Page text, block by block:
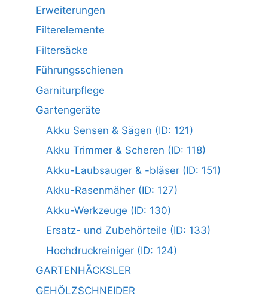
Erweiterungen
Filterelemente
Filtersäcke
Führungsschienen
Garniturpflege
Gartengeräte
Akku Sensen & Sägen (ID: 121)
Akku Trimmer & Scheren (ID: 118)
Akku-Laubsauger & -bläser (ID: 151)
Akku-Rasenmäher (ID: 127)
Akku-Werkzeuge (ID: 130)
Ersatz- und Zubehörteile (ID: 133)
Hochdruckreiniger (ID: 124)
GARTENHÄCKSLER
GEHÖLZSCHNEIDER